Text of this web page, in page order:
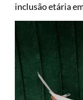
inclusão etária